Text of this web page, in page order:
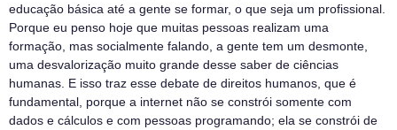
educação básica até a gente se formar, o que seja um profissional.
Porque eu penso hoje que muitas pessoas realizam uma
formação, mas socialmente falando, a gente tem um desmonte,
uma desvalorização muito grande desse saber de ciências
humanas. E isso traz esse debate de direitos humanos, que é
fundamental, porque a internet não se constrói somente com
dados e cálculos e com pessoas programando; ela se constrói de